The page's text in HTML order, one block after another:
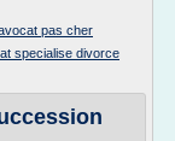
pas cher
specialise divorce